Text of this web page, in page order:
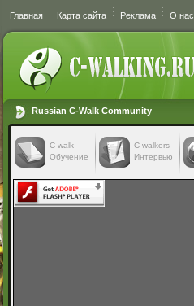
Главная Карта сайта Реклама О нас
Russian C-Walk Community
C-walk
Обучение
C-walkers
Интервью